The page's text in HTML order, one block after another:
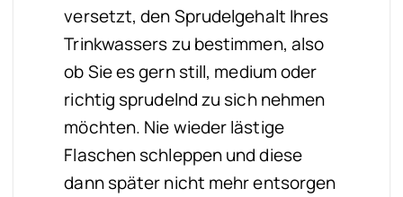
versetzt, den Sprudelgehalt Ihres
Trinkwassers zu bestimmen, also
ob Sie es gern still, medium oder
richtig sprudelnd zu sich nehmen
möchten. Nie wieder lästige
Flaschen schleppen und diese
dann später nicht mehr entsorgen